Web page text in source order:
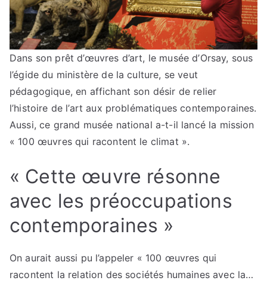
Dans son prêt d’œuvres d’art, le musée d’Orsay, sous
l’égide du ministère de la culture, se veut
pédagogique, en affichant son désir de relier
l’histoire de l’art aux problématiques contemporaines.
Aussi, ce grand musée national a-t-il lancé la mission
« 100 œuvres qui racontent le climat ».
« Cette œuvre résonne
avec les préoccupations
contemporaines »
On aurait aussi pu l’appeler « 100 œuvres qui
racontent la relation des sociétés humaines avec la…